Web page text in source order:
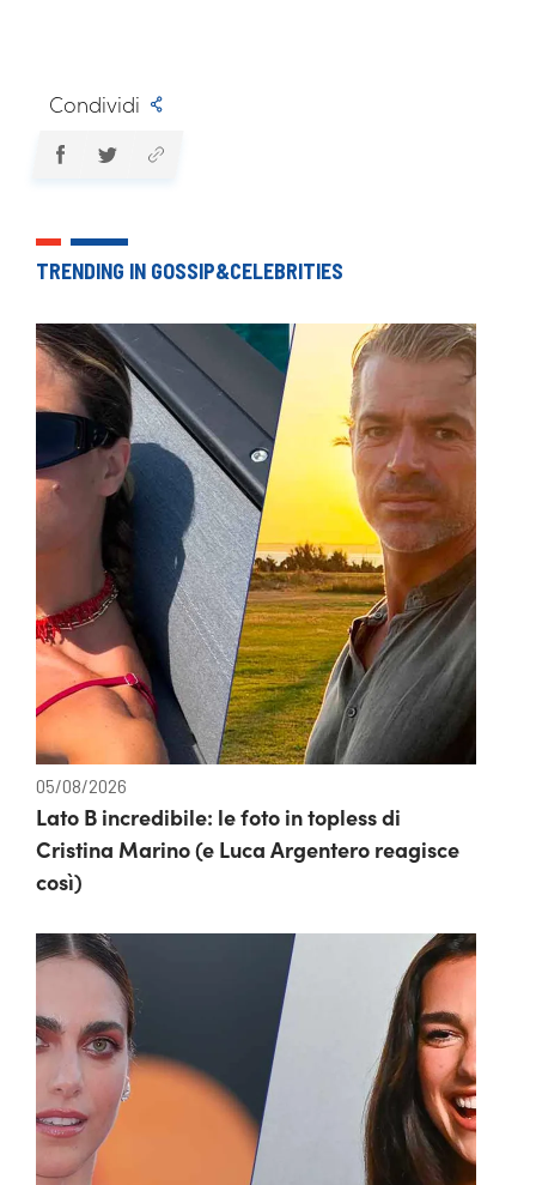
Condividi
TRENDING IN GOSSIP&CELEBRITIES
05/08/2026
Lato B incredibile: le foto in topless di
Cristina Marino (e Luca Argentero reagisce
così)